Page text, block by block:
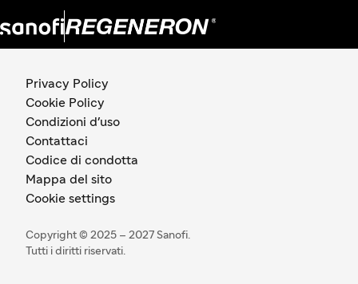
Privacy Policy
Cookie Policy
Condizioni d'uso
Contattaci
Codice di condotta
Mappa del sito
Cookie settings
Copyright © 2025 – 2027 Sanofi.
Tutti i diritti riservati.